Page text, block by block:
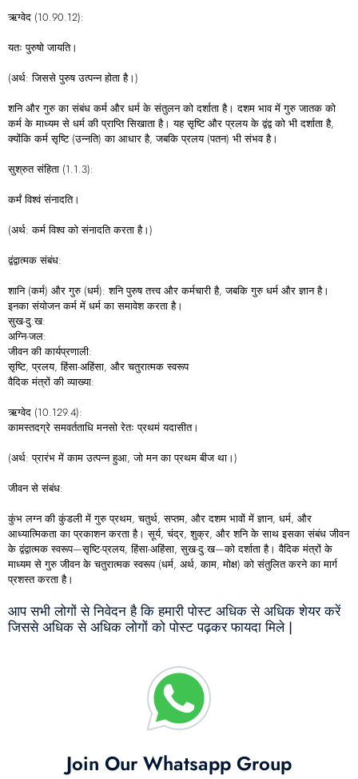
ऋग्वेद (10.90.12):
यतः पुरुषो जायति।
(अर्थ: जिससे पुरुष उत्पन्न होता है।)
शनि और गुरु का संबंध कर्म और धर्म के संतुलन को दर्शाता है। दशम भाव में गुरु जातक को
कर्म के माध्यम से धर्म की प्राप्ति सिखाता है। यह सृष्टि और प्रलय के द्वंद्व को भी दर्शाता है,
क्योंकि कर्म सृष्टि (उन्नति) का आधार है, जबकि प्रलय (पतन) भी संभव है।
सुश्रुत संहिता (1.1.3):
कर्मं विश्वं संनादति।
(अर्थ: कर्म विश्व को संनादति करता है।)
द्वंद्वात्मक संबंध:
शानि (कर्म) और गुरु (धर्म): शनि पुरुष तत्त्व और कर्मचारी है, जबकि गुरु धर्म और ज्ञान है।
इनका संयोजन कर्म में धर्म का समावेश करता है।
सुख-दु:ख:
अग्नि-जल:
जीवन की कार्यप्रणाली:
सृष्टि, प्रलय, हिंसा-अहिंसा, और चतुरात्मक स्वरूप
वैदिक मंत्रों की व्याख्या:
ऋग्वेद (10.129.4):
कामस्तदग्रे समवर्तताधि मनसो रेतः प्रथमं यदासीत।
(अर्थ: प्रारंभ में काम उत्पन्न हुआ, जो मन का प्रथम बीज था।)
जीवन से संबंध:
कुंभ लग्न की कुंडली में गुरु प्रथम, चतुर्थ, सप्तम, और दशम भावों में ज्ञान, धर्म, और
आध्यात्मिकता का प्रकाशन करता है। सूर्य, चंद्र, शुक्र, और शनि के साथ इसका संबंध जीवन
के द्वंद्वात्मक स्वरूप—सृष्टि-प्रलय, हिंसा-अहिंसा, सुख-दु:ख—को दर्शाता है। वैदिक मंत्रों के
माध्यम से गुरु जीवन के चतुरात्मक स्वरूप (धर्म, अर्थ, काम, मोक्ष) को संतुलित करने का मार्ग
प्रशस्त करता है।
आप सभी लोगों से निवेदन है कि हमारी पोस्ट अधिक से अधिक शेयर करें
जिससे अधिक से अधिक लोगों को पोस्ट पढ़कर फायदा मिले |
Join Our Whatsapp Group